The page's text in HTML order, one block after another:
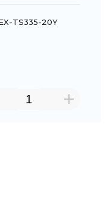
TS335-20Y